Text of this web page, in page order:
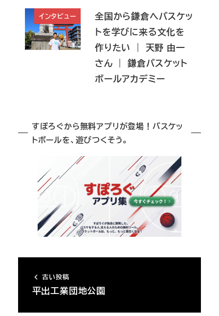
インタビュー
全国から鎌倉へバスケッ
トを学びに来る文化を
作りたい ｜ 天野 由一
さん ｜ 鎌倉バスケット
ボールアカデミー
すぽろぐから無料アプリが登場！バスケッ
トボールを、遊びつくそう。
古い投稿
平出工業団地公園